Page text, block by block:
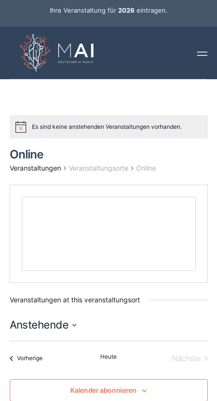
Ihre Veranstaltung für 2026 eintragen.
Es sind keine anstehenden Veranstaltungen vorhanden.
Online
Veranstaltungen Veranstaltungsorte Online
Veranstaltungen at this veranstaltungsort
Anstehende
VorherigeVeranstaltungen Heute Nächste
Kalender abonnieren